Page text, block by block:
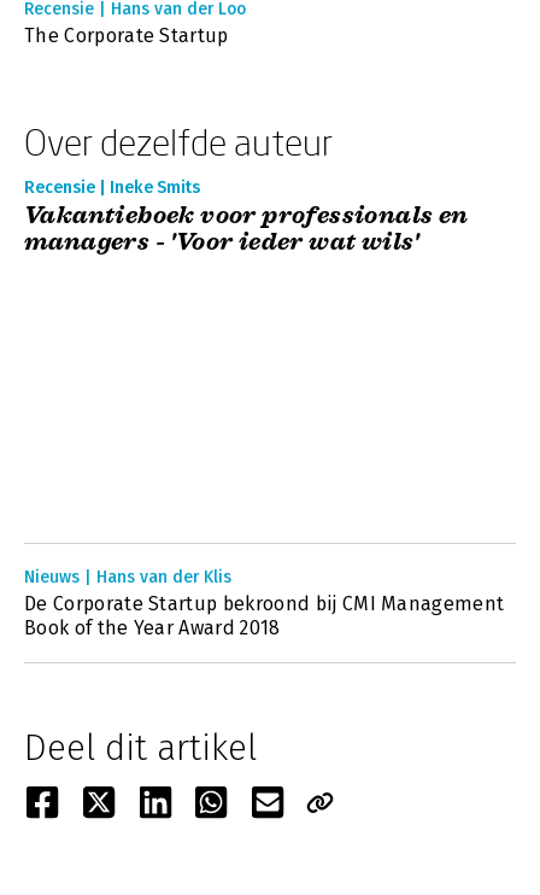
Recensie | Hans van der Loo
The Corporate Startup
Over dezelfde auteur
Recensie | Ineke Smits
Vakantieboek voor professionals en
managers - 'Voor ieder wat wils'
Nieuws | Hans van der Klis
De Corporate Startup bekroond bij CMI Management
Book of the Year Award 2018
Deel dit artikel